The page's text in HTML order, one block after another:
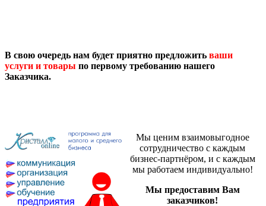
В свою очередь нам будет приятно предложить ваши
услуги и товары по первому требованию нашего
Заказчика.
Мы ценим взаимовыгодное
сотрудничество с каждым
бизнес-партнёром, и с каждым
мы работаем индивидуально!
Мы предоставим Вам
заказчиков!